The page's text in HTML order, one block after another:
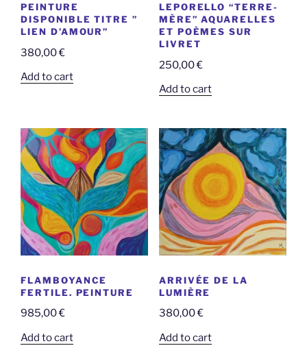
PEINTURE
DISPONIBLE TITRE ”
LIEN D’AMOUR”
380,00€
Add to cart
LEPORELLO “TERRE-
MÈRE” AQUARELLES
ET POÈMES SUR
LIVRET
250,00€
Add to cart
FLAMBOYANCE
FERTILE. PEINTURE
985,00€
Add to cart
ARRIVÉE DE LA
LUMIÈRE
380,00€
Add to cart